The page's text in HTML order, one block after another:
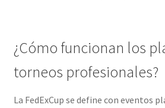
¿Cómo funcionan los
torneos profesionales?
La FedExCup se define con eventos